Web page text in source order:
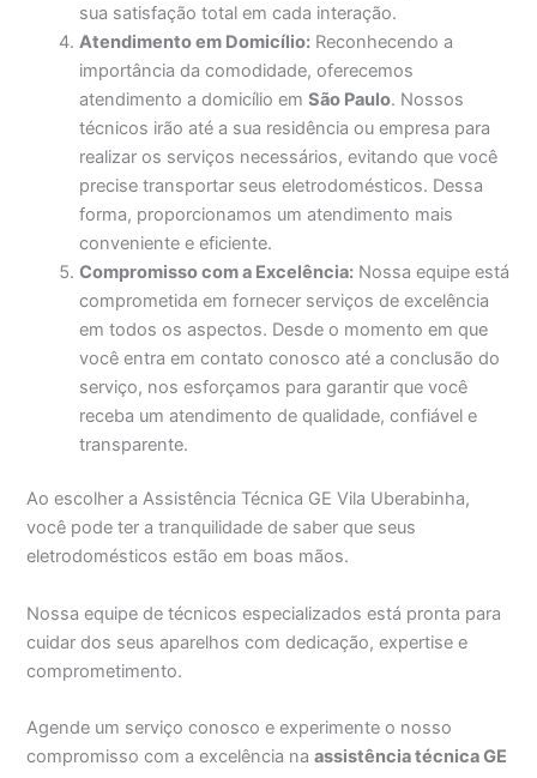
sua satisfação total em cada interação.
Atendimento em Domicílio: Reconhecendo a
importância da comodidade, oferecemos
atendimento a domicílio emSão Paulo. Nossos
técnicos irão até a sua residência ou empresa para
realizar os serviços necessários, evitando que você
precise transportar seus eletrodomésticos. Dessa
forma, proporcionamos um atendimento mais
conveniente e eficiente.
Compromisso com a Excelência: Nossa equipe está
comprometida em fornecer serviços de excelência
em todos os aspectos. Desde o momento em que
você entra em contato conosco até a conclusão do
serviço, nos esforçamos para garantir que você
receba um atendimento de qualidade, confiável e
transparente.
Ao escolher a Assistência Técnica GE Vila Uberabinha,
você pode ter a tranquilidade de saber que seus
eletrodomésticos estão em boas mãos.
Nossa equipe de técnicos especializados está pronta para
cuidar dos seus aparelhos com dedicação, expertise e
comprometimento.
Agende um serviço conosco e experimente o nosso
compromisso com a excelência naassistência técnica GE